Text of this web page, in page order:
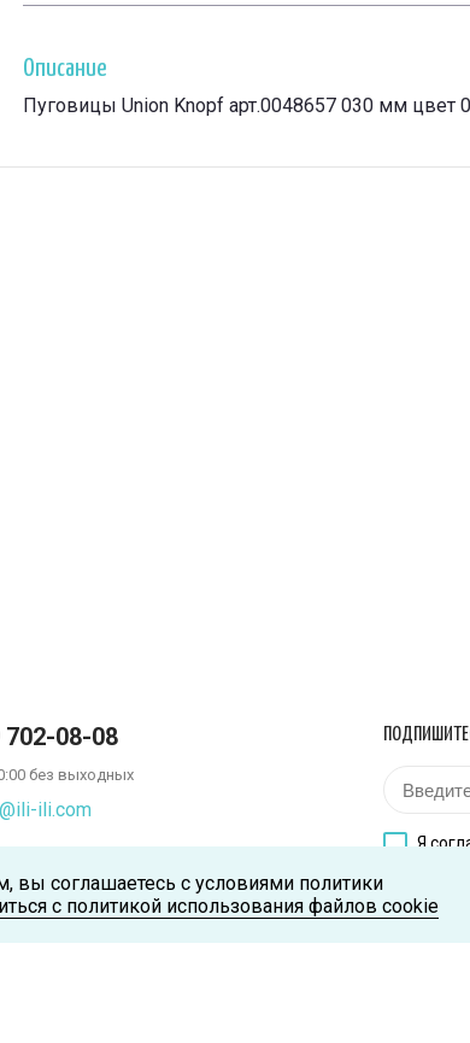
Описание
Пуговицы Union Knopf арт.0048657 030 мм цвет
702-08-08
без выходных
ili.com
Я
вы соглашаетесь с условиями политики
с политикой использования файлов cookie